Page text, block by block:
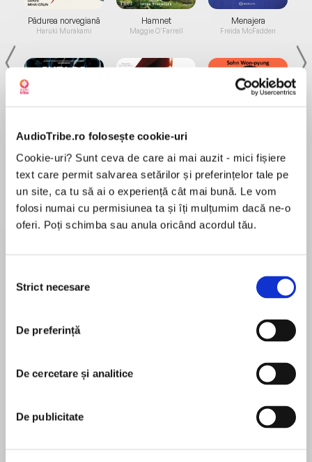
AudioTribe.ro folosește cookie-uri
Cookie-uri? Sunt ceva de care ai mai auzit - mici fișiere
text care permit salvarea setărilor și preferințelor tale pe
un site, ca tu să ai o experiență cât mai bună. Le vom
folosi numai cu permisiunea ta și îți mulțumim dacă ne-o
oferi. Poți schimba sau anula oricând acordul tău.
consimțământului
Strict necesare
De preferință
De cercetare și analitice
De publicitate
Pădurea norvegiană
Haruki Murakami
de...
Dani Francis
Hamnet
Maggie O'Farrell
la...
Lauren Weisberger
Menajera
Freida McFadden
Sohn Won-pyung
Premiul Goncourt alegerea Statelor Unite 2022
Marele Premiu al Cititorilor Elle 2022
găsesc în cutia lor de scrisori o carte poștală
Operei Garnier, iar pe cealaltă parte sunt scrise
numele bunicilor, mătușii și unchiului mamei
În acest moment nu există recenzii
pentru această carte